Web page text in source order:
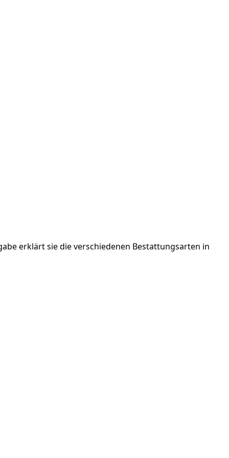
erklärt sie die verschiedenen Bestattungsarten in